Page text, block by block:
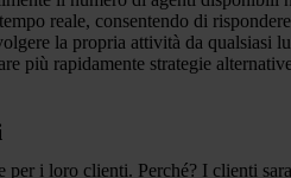
reale, consentendo di
la propria attività da qualsiasi
più rapidamente strategie
i loro clienti. Perché? I clienti